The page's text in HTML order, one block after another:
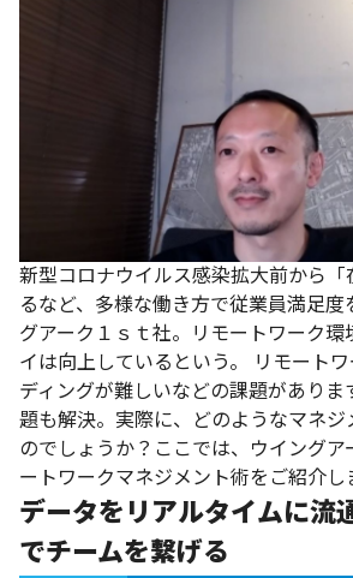
新型コロナウイルス感染拡大前から
るなど、多様な働き方で従業員満足
グアーク１ｓｔ社。リモートワーク
イは向上しているという。
リモート
ディングが難しいなどの課題があり
題も解決。実際に、どのようなマネジ
のでしょうか？ここでは、ウイング
ートワークマネジメント術をご紹介し
データをリアルタイムに流
でチームを繋げる